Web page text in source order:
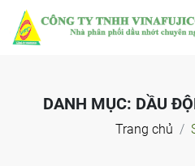
DANH MỤC: DẦU
Trang chủ